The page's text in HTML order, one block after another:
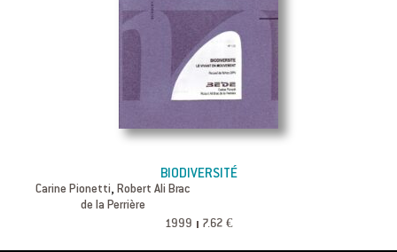
BIODIVERSITÉ
Carine Pionetti, Robert Ali Brac
de la Perrière
1999 7.62 €